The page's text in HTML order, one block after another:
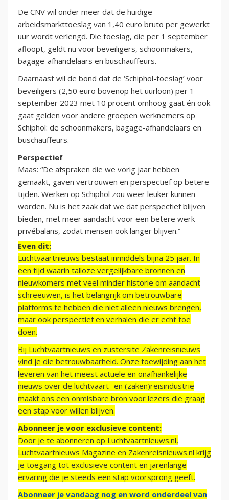
De CNV wil onder meer dat de huidige
arbeidsmarkttoeslag van 1,40 euro bruto per gewerkt
uur wordt verlengd. Die toeslag, die per 1 september
afloopt, geldt nu voor beveiligers, schoonmakers,
bagage-afhandelaars en buschauffeurs.
Daarnaast wil de bond dat de ‘Schiphol-toeslag’ voor
beveiligers (2,50 euro bovenop het uurloon) per 1
september 2023 met 10 procent omhoog gaat én ook
gaat gelden voor andere groepen werknemers op
Schiphol: de schoonmakers, bagage-afhandelaars en
buschauffeurs.
Perspectief
Maas: “De afspraken die we vorig jaar hebben
gemaakt, gaven vertrouwen en perspectief op betere
tijden. Werken op Schiphol zou weer leuker kunnen
worden. Nu is het zaak dat we dat perspectief blijven
bieden, met meer aandacht voor een betere werk-
privébalans, zodat mensen ook langer blijven.”
Even dit:
Luchtvaartnieuws bestaat inmiddels bijna 25 jaar. In
een tijd waarin talloze vergelijkbare bronnen en
nieuwkomers met veel minder historie om aandacht
schreeuwen, is het belangrijk om betrouwbare
platforms te hebben die niet alleen nieuws brengen,
maar ook perspectief en verhalen die er echt toe
doen.
Bij Luchtvaartnieuws en zustersite Zakenreisnieuws
vind je die betrouwbaarheid. Onze toewijding aan het
leveren van het meest actuele en onafhankelijke
nieuws over de luchtvaart- en (zaken)reisindustrie
maakt ons een onmisbare bron voor lezers die graag
een stap voor willen blijven.
Abonneer je voor exclusieve content:
Door je te abonneren op Luchtvaartnieuws.nl,
Luchtvaartnieuws Magazine en Zakenreisnieuws.nl krijg
je toegang tot exclusieve content en jarenlange
ervaring die je steeds een stap voorsprong geeft.
Abonneer je vandaag nog en word onderdeel van